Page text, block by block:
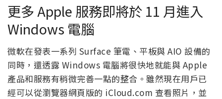
更多 Apple 服務即將於 11 月進入
Windows 電腦
微軟在發表一系列 Surface 筆電、平板與 AIO 設備的
同時，還透露 Windows 電腦將很快地就能與 Apple
產品和服務有稍微完善一點的整合。雖然現在用戶已
經可以從瀏覽器網頁版的 iCloud.com 查看照片，並